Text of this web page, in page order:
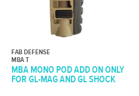
FAB DEFENSE
MBA T
MBA MONO POD ADD ON ONLY
FOR GL-MAG AND GL SHOCK